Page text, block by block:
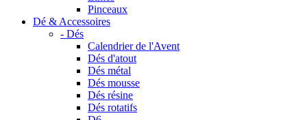
Pinceaux
Dé & Accessoires
- Dés
Calendrier de l'Avent
Dés d'atout
Dés métal
Dés mousse
Dés résine
Dés rotatifs